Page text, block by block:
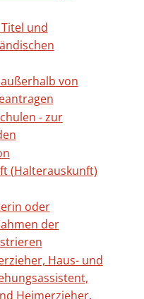
und
von
- zur
(Halterauskunft)
oder
der
Haus- und
Heimerzieher,